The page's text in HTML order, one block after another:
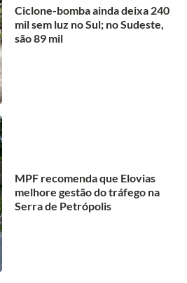
Ciclone-bomba ainda deixa 240
mil sem luz no Sul; no Sudeste,
são 89 mil
MPF recomenda que Elovias
melhore gestão do tráfego na
Serra de Petrópolis